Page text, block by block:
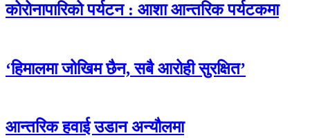
कोरोनापारिको पर्यटन : आशा आन्तरिक पर्यटकमा
‘हिमालमा जोखिम छैन, सबै आरोही सुरक्षित’
आन्तरिक हवाई उडान अन्यौलमा